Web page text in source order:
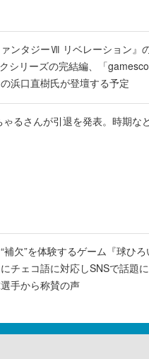
ァンタジーⅦ リベレーション』
シリーズの完結編、「
浜口直樹氏が登壇する予定
るさんが引退を発表。時期な
補欠”を体験するゲーム『球ひ
チェコ語に対応しSNSで話題
手から称賛の声